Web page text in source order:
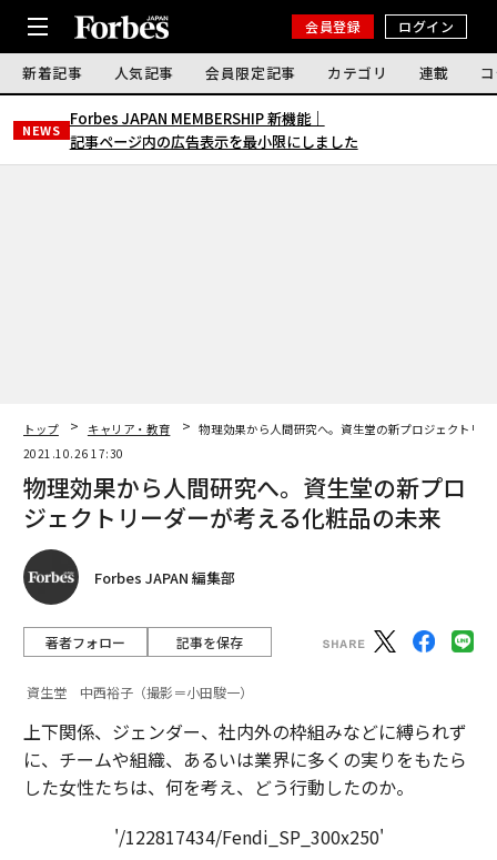
会員登録 ログイン
新着記事 人気記事 会員限定記事 カテゴリ 連載
NEWS
Forbes JAPAN MEMBERSHIP 新機能｜
記事ページ内の広告表示を最小限にしました
トップ キャリア・教育
物理効果から人間研究へ。資生堂の新プロジェクトリ
2021.10.26 17:30
物理効果から人間研究へ。資生堂の新プロ
ジェクトリーダーが考える化粧品の未来
Forbes JAPAN 編集部
著者フォロー 記事を保存
資生堂 中西裕子（撮影＝小田駿一）
上下関係、ジェンダー、社内外の枠組みなどに縛られず
に、チームや組織、あるいは業界に多くの実りをもたら
した女性たちは、何を考え、どう行動したのか。
'/122817434/Fendi_SP_300x250'